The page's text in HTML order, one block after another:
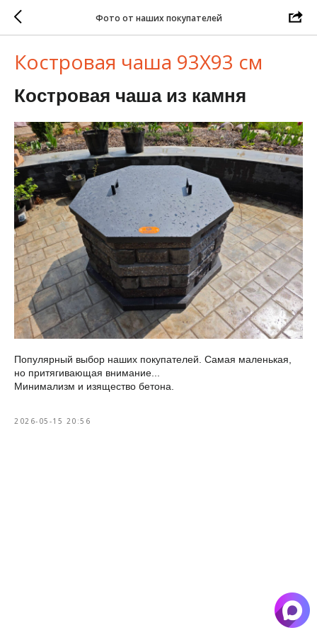
Фото от наших покупателей
Костровая чаша 93Х93 см
Костровая чаша из камня
Популярный выбор наших покупателей. Самая маленькая,
но притягивающая внимание...
Минимализм и изящество бетона.
2026-05-15 20:56